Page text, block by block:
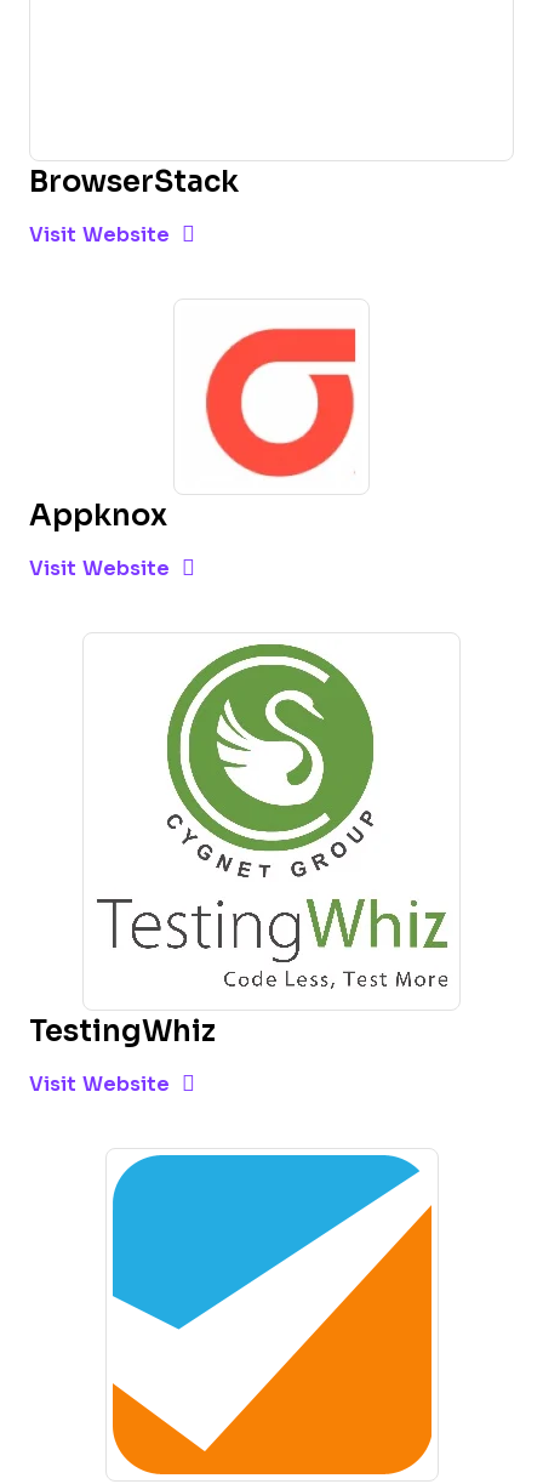
BrowserStack
Visit Website Opens New Window
Appknox
Visit Website Opens New Window
TestingWhiz
Visit Website Opens New Window